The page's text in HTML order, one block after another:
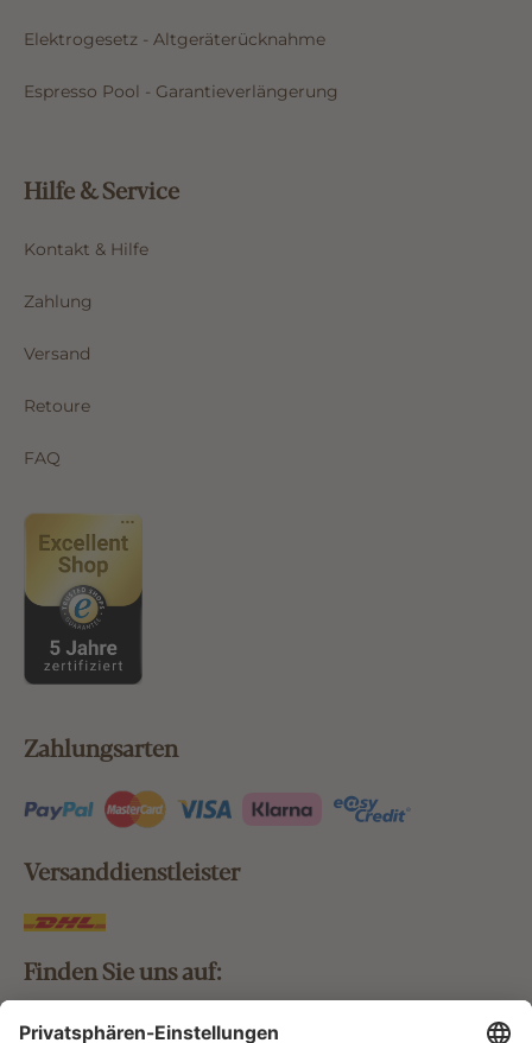
Elektrogesetz - Altgeräterücknahme
Espresso Pool - Garantieverlängerung
Hilfe & Service
Kontakt & Hilfe
Zahlung
Versand
Retoure
FAQ
Zahlungsarten
Versanddienstleister
Finden Sie uns auf: